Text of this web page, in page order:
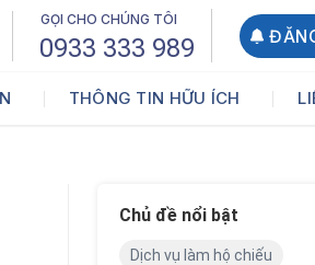
GỌI CHO CHÚNG TÔI
0933 333 989
THÔNG TIN HỮU ÍCH
Chủ đề nổi bật
Dịch vụ làm hộ chiếu